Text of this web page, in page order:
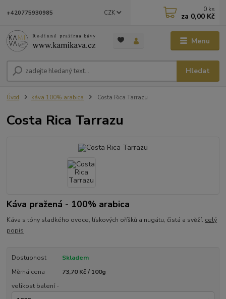
Menu
CZK
Hledat
+420775930985 0 ks
za 0,00 Kč
Úvod káva 100% arabica Costa Rica Tarrazu
Costa Rica Tarrazu
Káva pražená - 100% arabica
Káva s tóny sladkého ovoce, lískových oříšků a nugátu, čistá a svěží. celý
popis
Dostupnost
Skladem
Měrná cena
73,70 Kč / 100g
velikost balení -